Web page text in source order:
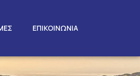
ΕΠΙΚΟΙΝΩΝΙΑ